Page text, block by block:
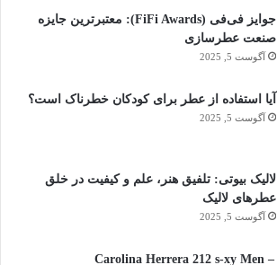
جوایز فی‌فی (FiFi Awards): معتبرترین جایزه
صنعت عطرسازی
آگوست 5, 2025
آیا استفاده از عطر برای کودکان خطرناک است؟
آگوست 5, 2025
لالیک بیوتی: تلفیق هنر، علم و کیفیت در خلق
عطرهای لالیک
آگوست 5, 2025